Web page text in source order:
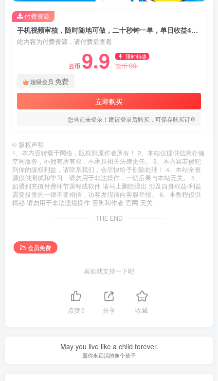
手机视频审核，随时随地可做，二十秒钟一单，单日收益4张+【揭秘】
此内容为付费资源，请付费后查看
云币 9.9 限时特惠
云币99
超级会员 免费
立即购买
您当前未登录！建议登录后购买，可保存购买订单
付费资源
© 版权声明
1、本内容转载于网络，版权归原作者所有！ 2、本站仅提供信息存储
空间服务，不拥有所有权，不承担相关法律责任。 3、本内容若侵犯
到你的版权利益，请联系我们，会尽快给予删除处理！ 4、本站全资
源仅供测试和学习，请勿用于非法操作，一切后果与本站无关。 5、
如遇到充值付费环节课程或软件 请马上删除退出 涉及自身权益/利益
需要投资的一律不要相信，访客发现请向客服举报。 6、本教程仅供
揭秘 请勿用于非法违规操作 否则和作者 官网 无关
THE END
会员免费
喜欢就支持一下吧
点赞0 分享 收藏
May you live like a child forever.
愿你永远活的像个孩子